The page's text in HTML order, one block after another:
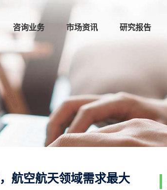
咨询业务 市场资讯 研究报告
航空航天领域需求最大